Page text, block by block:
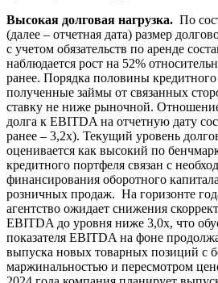
Высокая долговая нагрузка. По
(далее – отчетная дата) размер
с учетом обязательств по аренде
наблюдается рост на 52%
ранее. Порядка половины
полученные займы от связанных
ставку не ниже рыночной.
долга к EBITDA на отчетную дату
ранее – 3,2х). Текущий уровень
оценивается как высокий по
кредитного портфеля связан с
финансирования оборотного
розничных продаж. На горизонте
агентство ожидает снижения
EBITDA до уровня ниже 3,0x, что
показателя EBITDA на фоне
выпуска новых товарных позиций с
маржинальностью и пересмотром